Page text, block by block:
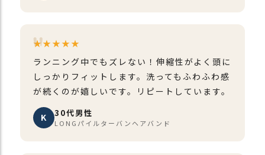
★★★★★
ランニング中でもズレない！伸縮性がよく頭に
しっかりフィットします。洗ってもふわふわ感
が続くのが嬉しいです。リピートしています。
K 30代男性
LONGパイルターバンヘアバンド